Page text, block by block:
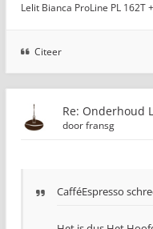
Lelit Bianca ProLine PL 162T
Citeer
Re: Onderhoud
doorfransg
CafféEspresso